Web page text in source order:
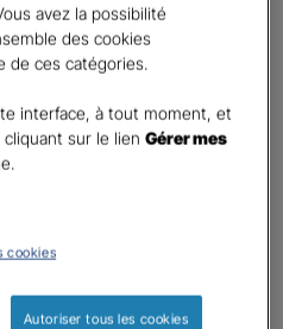
Last
avez la possibilité
des cookies
de ces catégories.
interface, à tout moment, et
cliquant sur le lienGérer mes
cookies
Autoriser tous les cookies